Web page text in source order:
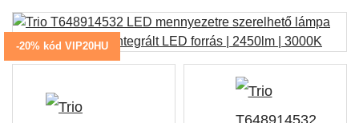
-20% kód VIP20HU